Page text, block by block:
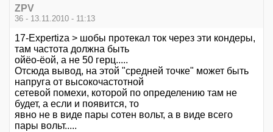
ZPV
36 - 13.11.2010 - 11:13
17-Expertiza > шобы протекал ток через эти кондеры,
там частота должна быть
ойёо-ёой, а не 50 герц.....
Отсюда вывод, на этой "средней точке" может быть
напруга от высокочастотной
сетевой помехи, которой по определению там не
будет, а если и появится, то
явно не в виде пары сотен вольт, а в виде всего
пары вольт.....